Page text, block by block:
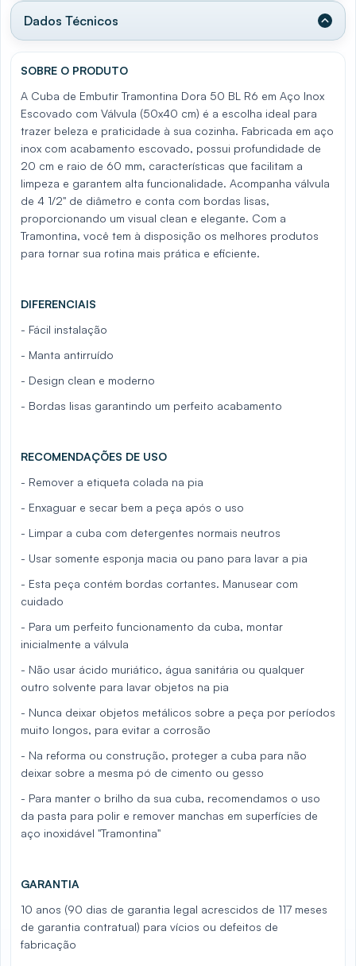
Dados Técnicos
SOBRE O PRODUTO
A Cuba de Embutir Tramontina Dora 50 BL R6 em Aço Inox
Escovado com Válvula (50x40 cm) é a escolha ideal para
trazer beleza e praticidade à sua cozinha. Fabricada em aço
inox com acabamento escovado, possui profundidade de
20 cm e raio de 60 mm, características que facilitam a
limpeza e garantem alta funcionalidade. Acompanha válvula
de 4 1/2" de diâmetro e conta com bordas lisas,
proporcionando um visual clean e elegante. Com a
Tramontina, você tem à disposição os melhores produtos
para tornar sua rotina mais prática e eficiente.
DIFERENCIAIS
- Fácil instalação
- Manta antirruído
- Design clean e moderno
- Bordas lisas garantindo um perfeito acabamento
RECOMENDAÇÕES DE USO
- Remover a etiqueta colada na pia
- Enxaguar e secar bem a peça após o uso
- Limpar a cuba com detergentes normais neutros
- Usar somente esponja macia ou pano para lavar a pia
- Esta peça contém bordas cortantes. Manusear com
cuidado
- Para um perfeito funcionamento da cuba, montar
inicialmente a válvula
- Não usar ácido muriático, água sanitária ou qualquer
outro solvente para lavar objetos na pia
- Nunca deixar objetos metálicos sobre a peça por períodos
muito longos, para evitar a corrosão
- Na reforma ou construção, proteger a cuba para não
deixar sobre a mesma pó de cimento ou gesso
- Para manter o brilho da sua cuba, recomendamos o uso
da pasta para polir e remover manchas em superfícies de
aço inoxidável "Tramontina"
GARANTIA
10 anos (90 dias de garantia legal acrescidos de 117 meses
de garantia contratual) para vícios ou defeitos de
fabricação